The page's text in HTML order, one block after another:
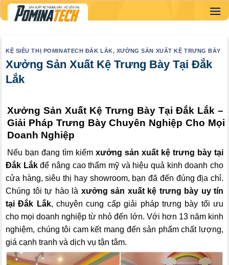
Skip
to
KỆ SIÊU THỊ POMINATECH ĐẮK LẮK, XƯỞNG SẢN XUẤT KỆ TRƯNG BÀY
Xưởng Sản Xuất Kệ Trưng Bày Tại Đắk
Lắk
Xưởng Sản Xuất Kệ Trưng Bày Tại Đắk Lắk –
Giải Pháp Trưng Bày Chuyên Nghiệp Cho Mọi
Doanh Nghiệp
Nếu bạn đang tìm kiếm xưởng sản xuất kệ trưng bày tại
Đắk Lắkđể nâng cao thẩm mỹ và hiệu quả kinh doanh cho
cửa hàng, siêu thị hay showroom, bạn đã đến đúng địa chỉ.
Chúng tôi tự hào là xưởng sản xuất kệ trưng bày uy tín
tại Đắk Lắk, chuyên cung cấp giải pháp trưng bày tối ưu
cho mọi doanh nghiệp từ nhỏ đến lớn. Với hơn 13 năm kinh
nghiệm, chúng tôi cam kết mang đến sản phẩm chất lượng,
giá cạnh tranh và dịch vụ tận tâm.